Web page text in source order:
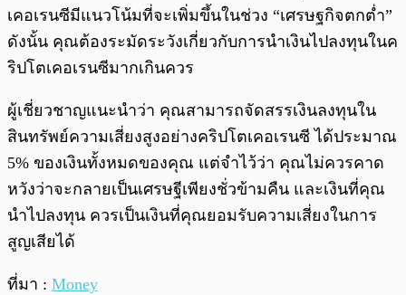
เคอเรนซีมีแนวโน้มที่จะเพิ่มขึ้นในช่วง “เศรษฐกิจตกต่ำ”
ดังนั้น คุณต้องระมัดระวังเกี่ยวกับการนำเงินไปลงทุนในค
ริปโตเคอเรนซีมากเกินควร
ผู้เชี่ยวชาญแนะนำว่า คุณสามารถจัดสรรเงินลงทุนใน
สินทรัพย์ความเสี่ยงสูงอย่างคริปโตเคอเรนซี ได้ประมาณ
5% ของเงินทั้งหมดของคุณ แต่จำไว้ว่า คุณไม่ควรคาด
หวังว่าจะกลายเป็นเศรษฐีเพียงชั่วข้ามคืน และเงินที่คุณ
นำไปลงทุน ควรเป็นเงินที่คุณยอมรับความเสี่ยงในการ
สูญเสียได้
ที่มา : Money